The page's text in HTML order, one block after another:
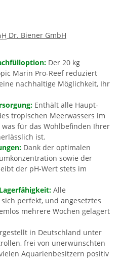
Dr. Biener GmbH
Der 20 kg
Marin Pro-Reef reduziert
nachhaltige Möglichkeit, Ihr
Enthält alle Haupt-
tropischen Meerwassers im
für das Wohlbefinden Ihrer
ist.
Dank der optimalen
sowie der
der pH-Wert stets im
Alle
perfekt, und angesetztes
mehrere Wochen gelagert
in Deutschland unter
frei von unerwünschten
Aquarienbesitzern positiv